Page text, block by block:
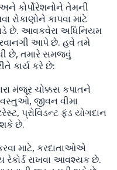
કોર્પોરેશનોને તેમની
કાપવા માટે
છે. આવકવેરા અધિનિયમ
આપે છે. હવે તમે
છે, તમારે સમજવું
કાર્ય કરે છે:
મંજૂર ચોક્કસ કપાતને
જીવન વીમા
પ્રોવિડન્ટ ફંડ યોગદાન
છે.
માટે, કરદાતાઓએ
રેકોર્ડ રાખવા આવશ્યક છે.